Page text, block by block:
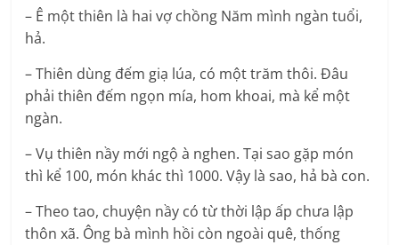
– Ê một thiên là hai vợ chồng Năm mình ngàn tuổi,
hả.
– Thiên dùng đếm giạ lúa, có một trăm thôi. Đâu
phải thiên đếm ngọn mía, hom khoai, mà kể một
ngàn.
– Vụ thiên nầy mới ngộ à nghen. Tại sao gặp món
thì kể 100, món khác thì 1000. Vậy là sao, hả bà con.
– Theo tao, chuyện nầy có từ thời lập ấp chưa lập
thôn xã. Ông bà mình hồi còn ngoài quê, thống